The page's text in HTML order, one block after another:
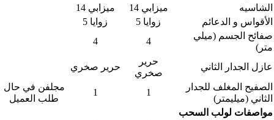
الشاسيه
ميزابي 14
ميزابي 14
الأقواس و الدعائم
زوايا 5
زوايا 5
صفائح الجسم (ميلي
متر)
4
4
عازل الجدار الثاني
حرير
صخري
حرير صخري
الصفيح المغلف للجدار
الثاني (ميليمتر)
1
1
مجلفن في حال
طلب العميل
مواصفات لولب السحب